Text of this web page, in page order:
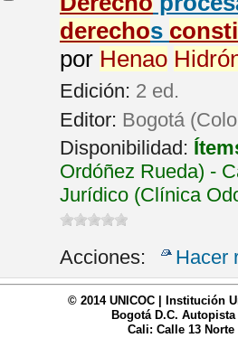
derechos
por Henao
Edición: 2 ed.
Editor: Bogotá
Disponibilidad:
Ordóñez Rueda) -
Jurídico (Clínica
Acciones: Hacer
© 2014 UNICOC | Institución
Bogotá D.C. Autopista
Cali: Calle 13 Norte